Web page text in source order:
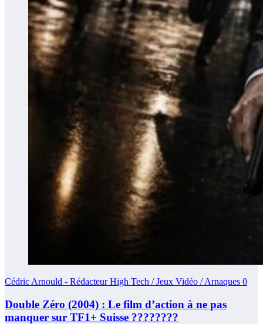
Cédric Arnould - Rédacteur High Tech / Jeux Vidéo / Arnaques 0
Double Zéro (2004) : Le film d’action à ne pas
manquer sur TF1+ Suisse ????????